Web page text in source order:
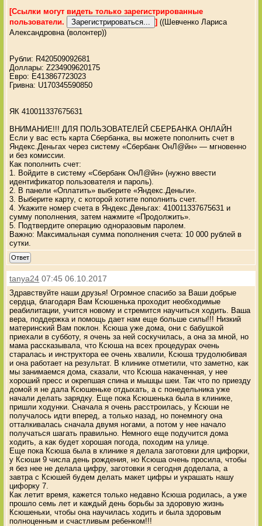
[Ссылки могут видеть только зарегистрированные
пользователи.
] ((Шевченко Лариса
Александровна (волонтер))
Рубли: R420509092681
Доллары: Z234909620175
Евро: E413867723023
Гривна: U170345590850
ЯК 410011337675631
ВНИМАНИЕ!!! ДЛЯ ПОЛЬЗОВАТЕЛЕЙ СБЕРБАНКА ОНЛАЙН
Если у вас есть карта Сбербанка, вы можете пополнить счет в
Яндекс.Деньгах через систему «Сбербанк ОнЛ@йн» — мгновенно
и без комиссии.
Как пополнить счет:
1. Войдите в систему «Сбербанк ОнЛ@йн» (нужно ввести
идентификатор пользователя и пароль).
2. В панели «Оплатить» выберите «Яндекс.Деньги».
3. Выберите карту, с которой хотите пополнить счет.
4. Укажите номер счета в Яндекс.Деньгах: 410011337675631 и
сумму пополнения, затем нажмите «Продолжить».
5. Подтвердите операцию одноразовым паролем.
Важно: Максимальная сумма пополнения счета: 10 000 рублей в
сутки.
Ответ
tanya24 07:45 06.10.2017
Здравствуйте наши друзья! Огромное спасибо за Ваши добрые
сердца, благодаря Вам Ксюшенька проходит необходимые
реабилитации, учится новому и стремится научиться ходить. Ваша
вера, поддержка и помощь дает нам еще больше силы!!! Низкий
материнский Вам поклон. Ксюша уже дома, они с бабушкой
приехали в субботу, я очень за ней соскучилась, а она за мной, но
мама рассказывала, что Ксюша на всех процедурах очень
старалась и инструктора ее очень хвалили, Ксюша трудолюбивая
и она работает на результат. В клинике отметили, что заметно, как
мы занимаемся дома, сказали, что Ксюша накаченная, у нее
хороший пресс и окрепшая спина и мышцы шеи. Так что по приезду
домой я не дала Ксюшеньке отдыхать, а с понедельника уже
начали делать зарядку. Еще пока Ксюшенька была в клинике,
пришли ходунки. Сначала я очень расстроилась, у Ксюши не
получалось идти вперед, а только назад, но понемногу она
отталкивалась сначала двумя ногами, а потом у нее начало
получаться шагать правильно. Немного еще подучится дома
ходить, а как будет хорошая погода, походим на улице.
Еще пока Ксюша была в клинике я делала заготовки для цифорки,
у Ксюши 9 числа день рождения, но Ксюша очень просила, чтобы
я без нее не делала цифру, заготовки я сегодня доделала, а
завтра с Ксюшей будем делать макет цифры и украшать нашу
цифорку 7.
Как летит время, кажется только недавно Ксюша родилась, а уже
прошло семь лет и каждый день борьбы за здоровую жизнь
Ксюшеньки, чтобы она научилась ходить и была здоровым
полноценным и счастливым ребенком!!!